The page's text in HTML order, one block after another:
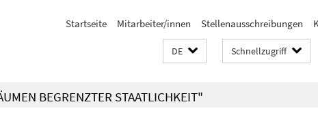
Startseite Mitarbeiter/innen Stellenausschreibungen
DE Schnellzugriff
BEGRENZTER STAATLICHKEIT"